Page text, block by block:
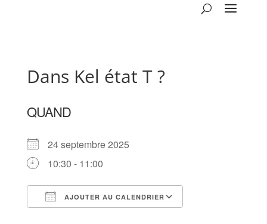
Dans Kel état T ?
QUAND
24 septembre 2025
10:30 - 11:00
AJOUTER AU CALENDRIER